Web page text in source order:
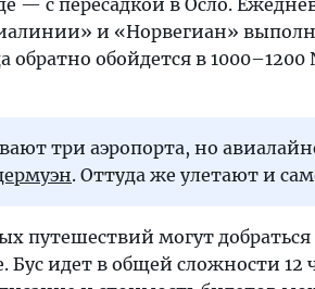
— с пересадкой в Осло.
и «Норвегиан»
обратно обойдется в 1000–1200
три аэропорта, но
. Оттуда же улетают и
путешествий могут
Бус идет в общей сложности 12